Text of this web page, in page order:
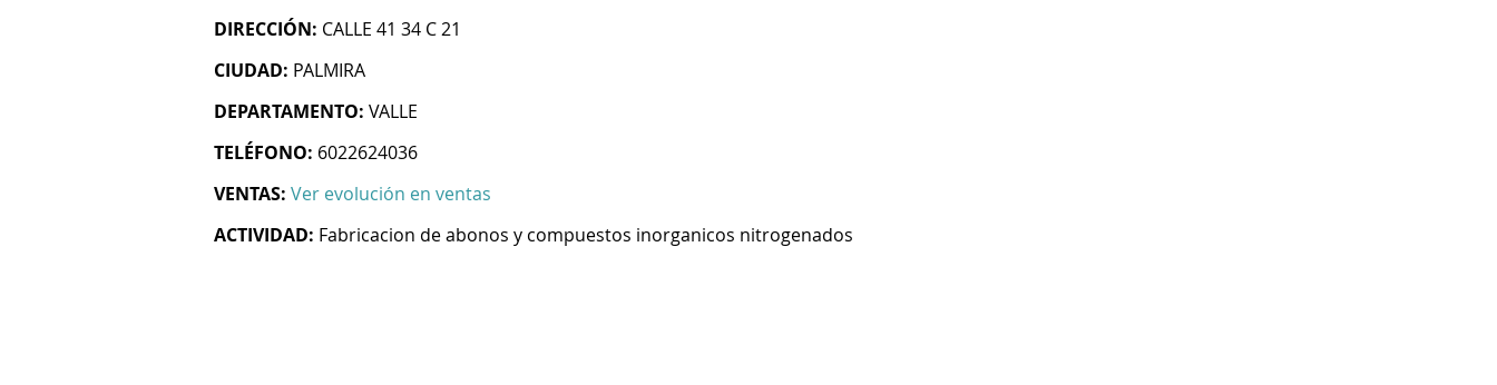
DIRECCIÓN: CALLE 41 34 C 21
CIUDAD: PALMIRA
DEPARTAMENTO: VALLE
TELÉFONO: 6022624036
VENTAS: Ver evolución en ventas
ACTIVIDAD: Fabricacion de abonos y compuestos inorganicos nitrogenados